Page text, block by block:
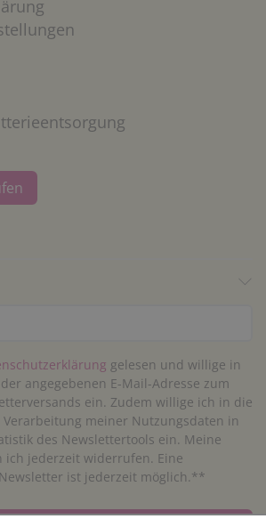
gelesen und willige in
angegebenen E-Mail-Adresse zum
ein. Zudem willige ich in die
meiner Nutzungsdaten in
des Newslettertools ein. Meine
ich jederzeit widerrufen. Eine
ist jederzeit möglich.**